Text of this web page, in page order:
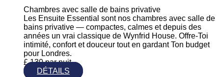
Chambres avec salle de bains privative
Les Ensuite Essential sont nos chambres avec salle de
bains privative — compactes, calmes et depuis des
années un vrai classique de Wynfrid House. Offre-Toi
intimité, confort et douceur tout en gardant Ton budget
pour Londres.
£ 130 par nuit
DÉTAILS